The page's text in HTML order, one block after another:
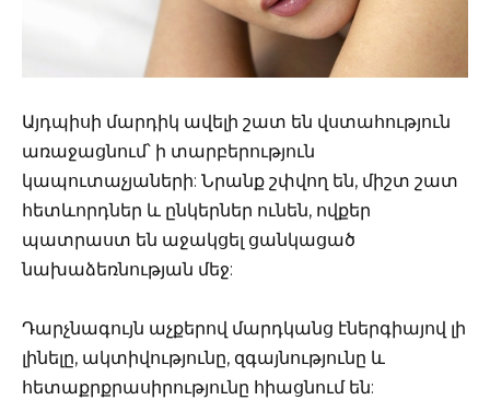
Այդպիսի մարդիկ ավելի շատ են վստահություն
առաջացնում՝ ի տարբերություն
կապուտաչյաների: Նրանք շփվող են, միշտ շատ
հետևորդներ և ընկերներ ունեն, ովքեր
պատրաստ են աջակցել ցանկացած
նախաձեռնության մեջ:
Դարչնագույն աչքերով մարդկանց էներգիայով լի
լինելը, ակտիվությունը, զգայնությունը և
հետաքրքրասիրությունը հիացնում են: